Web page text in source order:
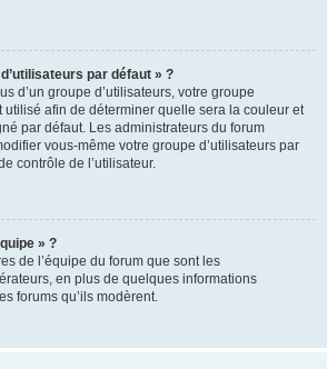
par défaut » ?
d’un groupe d’utilisateurs, votre groupe
utilisé afin de déterminer quelle sera la couleur et
par défaut. Les administrateurs du forum
vous-même votre groupe d’utilisateurs par
contrôle de l’utilisateur.
» ?
de l’équipe du forum que sont les
en plus de quelques informations
forums qu’ils modèrent.